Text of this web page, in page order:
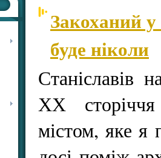
Закоханий
буде ніколи
Станіславів
ХХ
містом, яке я